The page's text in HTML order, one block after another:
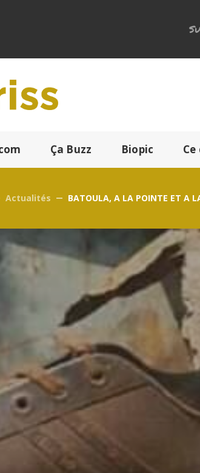
Ça Buzz Biopic
Actualités BATOULA, A LA POINTE ET A